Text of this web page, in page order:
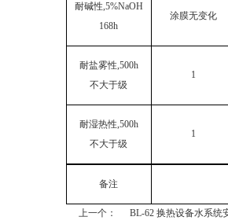
耐碱性,5%NaOH
168h
涂膜无变化
耐盐雾性,500h
不大于级
1
耐湿热性,500h
不大于级
1
备注
上一个：
BL-62 换热设备水系